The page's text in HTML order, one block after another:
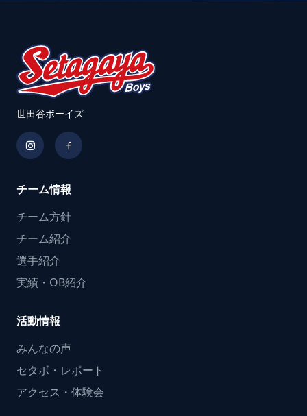
世田谷ボーイズ
チーム情報
チーム方針
チーム紹介
選手紹介
実績・OB紹介
活動情報
みんなの声
セタボ・レポート
アクセス・体験会